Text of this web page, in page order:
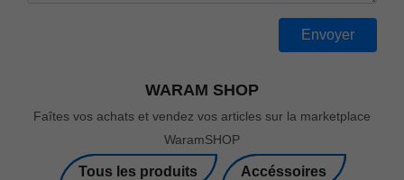
WARAM SHOP
Faîtes vos achats et vendez vos articles sur la marketplace
WaramSHOP
Tous les produits Accéssoires